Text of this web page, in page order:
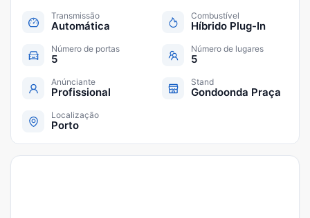
Transmissão
Automática
Combustível
Híbrido Plug-In
Número de portas
5
Número de lugares
5
Anúnciante
Profissional
Stand
Gondoonda Praça
Localização
Porto